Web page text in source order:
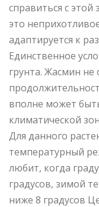
справиться с
это
адаптируется к
Единственное
грунта. Жасмин не
вполне может
климатической
Для данного
температурный
любит, когда
градусов, зимой
ниже 8 градусов